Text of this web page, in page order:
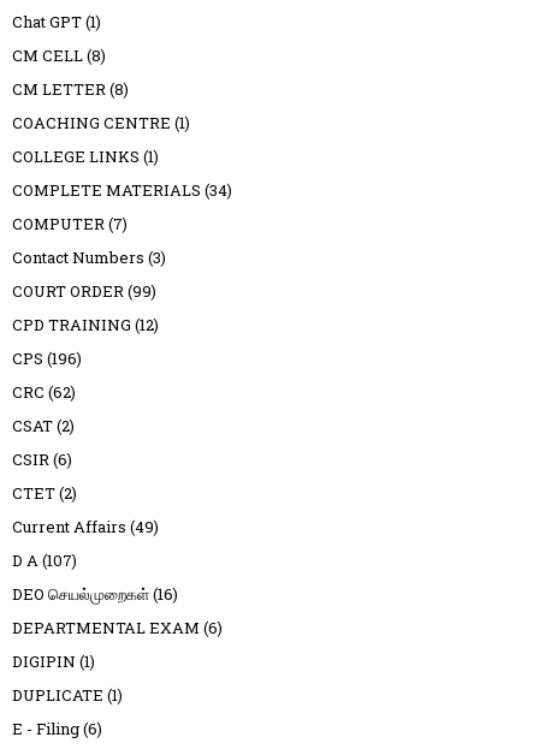
Chat GPT(1)
CM CELL(8)
CM LETTER(8)
COACHING CENTRE (1)
COLLEGE LINKS (1)
COMPLETE MATERIALS (34)
COMPUTER(7)
Contact Numbers (3)
COURT ORDER(99)
CPD TRAINING (12)
CPS (196)
CRC (62)
CSAT(2)
CSIR(6)
CTET(2)
Current Affairs (49)
D A(107)
DEO செயல்முறைகள்(16)
DEPARTMENTAL EXAM (6)
DIGIPIN (1)
DUPLICATE (1)
E - Filing(6)